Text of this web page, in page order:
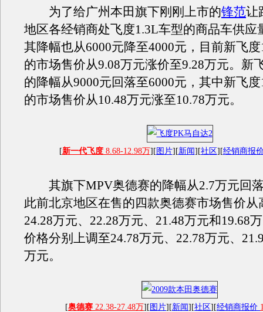
为了给广州本田旗下刚刚上市的锋范让
地区各经销商处飞度1.3L车型的商品车供应
其降幅也从6000元降至4000元，目前新飞
的市场售价从9.08万元涨价至9.28万元。新
的降幅从9000元回落至6000元，其中新飞
的市场售价从10.48万元涨至10.78万元。
[新一代飞度8.68-12.98万][ 图片][新闻][社区][经销商报
其旗下MPV奥德赛的降幅从2.7万元回
此前北京地区在售的四款奥德赛市场售价从
24.28万元、22.28万元、21.48万元和19.68
价格分别上调至24.78万元、22.78万元、
万元。
[奥德赛 22.38-27.48万][ 图片][新闻][社区][经销商报价